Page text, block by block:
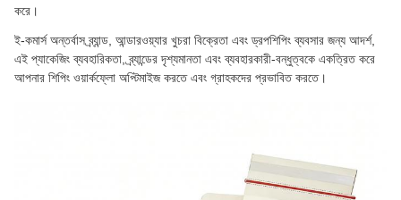
করে।
ই-কমার্স অন্তর্বাস ব্র্যান্ড, আন্ডারওয়্যার খুচরা বিক্রেতা এবং ড্রপশিপিং ব্যবসার জন্য আদর্শ,
এই প্যাকেজিং ব্যবহারিকতা, ব্র্যান্ডের দৃশ্যমানতা এবং ব্যবহারকারী-বন্ধুত্বকে একত্রিত করে
আপনার শিপিং ওয়ার্কফ্লো অপ্টিমাইজ করতে এবং গ্রাহকদের প্রভাবিত করতে।